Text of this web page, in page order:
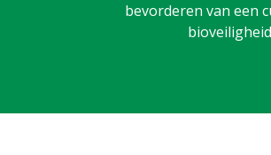
bevorderen van een